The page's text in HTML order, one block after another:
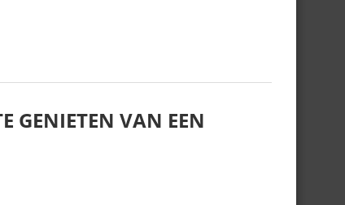
GENIETEN VAN EEN